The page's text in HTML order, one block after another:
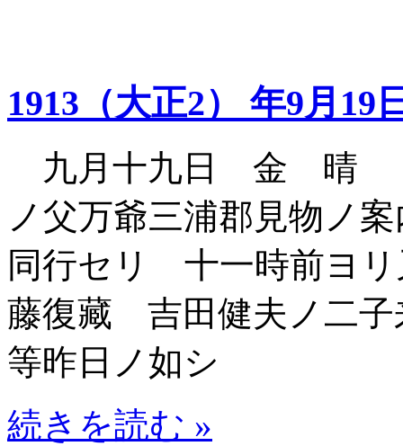
1913（大正2） 年9月19
九月十九日 金 晴
ノ父万爺三浦郡見物ノ
同行セリ 十一時前ヨ
藤復藏 吉田健夫ノ二
等昨日ノ如シ
続きを読む »